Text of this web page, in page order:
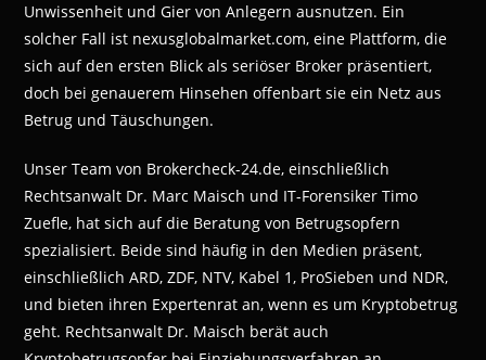
Unwissenheit und Gier von Anlegern ausnutzen. Ein
solcher Fall ist nexusglobalmarket.com, eine Plattform, die
sich auf den ersten Blick als seriöser Broker präsentiert,
doch bei genauerem Hinsehen offenbart sie ein Netz aus
Betrug und Täuschungen.
Unser Team von Brokercheck-24.de, einschließlich
Rechtsanwalt Dr. Marc Maisch und IT-Forensiker Timo
Zuefle, hat sich auf die Beratung von Betrugsopfern
spezialisiert. Beide sind häufig in den Medien präsent,
einschließlich ARD, ZDF, NTV, Kabel 1, ProSieben und NDR,
und bieten ihren Expertenrat an, wenn es um Kryptobetrug
geht. Rechtsanwalt Dr. Maisch berät auch